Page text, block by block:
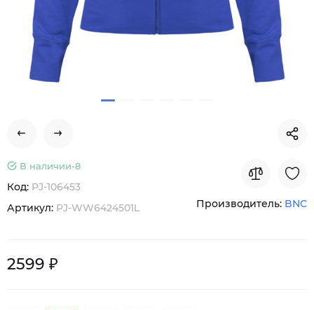
В наличии-8
Код: PJ-106453
Артикул: PJ-WW6424501L Производитель: BNC
2599 ₽